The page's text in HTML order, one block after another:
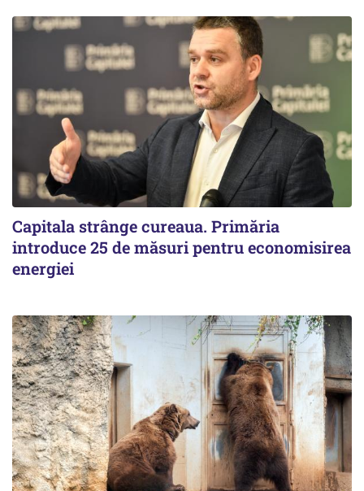
Capitala strânge cureaua. Primăria
introduce 25 de măsuri pentru economisirea
energiei